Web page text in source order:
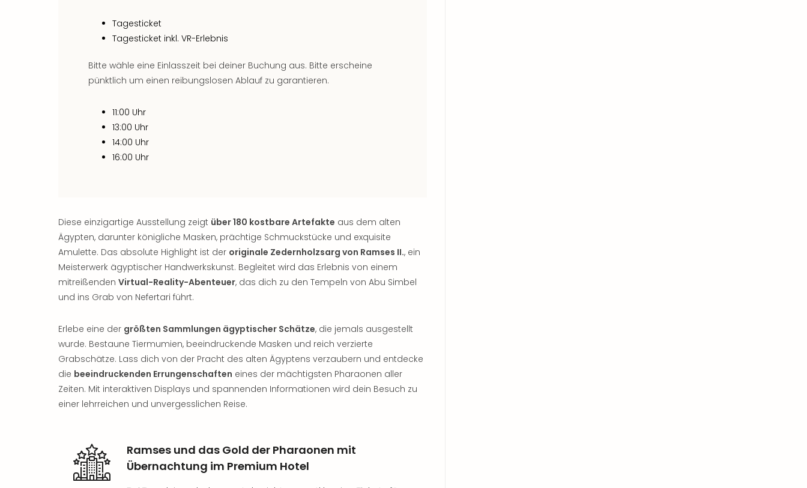
Tagesticket
Tagesticket inkl. VR-Erlebnis
Bitte wähle eine Einlasszeit bei deiner Buchung aus. Bitte erscheine
pünktlich um einen reibungslosen Ablauf zu garantieren.
11:00 Uhr
13:00 Uhr
14:00 Uhr
16:00 Uhr
Diese einzigartige Ausstellung zeigt über 180 kostbare Artefakte aus dem alten
Ägypten, darunter königliche Masken, prächtige Schmuckstücke und exquisite
Amulette. Das absolute Highlight ist der originale Zedernholzsarg von Ramses II., ein
Meisterwerk ägyptischer Handwerkskunst. Begleitet wird das Erlebnis von einem
mitreißenden Virtual-Reality-Abenteuer, das dich zu den Tempeln von Abu Simbel
und ins Grab von Nefertari führt.
Erlebe eine der größten Sammlungen ägyptischer Schätze, die jemals ausgestellt
wurde. Bestaune Tiermumien, beeindruckende Masken und reich verzierte
Grabschätze. Lass dich von der Pracht des alten Ägyptens verzaubern und entdecke
die beeindruckenden Errungenschaften eines der mächtigsten Pharaonen aller
Zeiten. Mit interaktiven Displays und spannenden Informationen wird dein Besuch zu
einer lehrreichen und unvergesslichen Reise.
Ramses und das Gold der Pharaonen mit
Übernachtung im Premium Hotel